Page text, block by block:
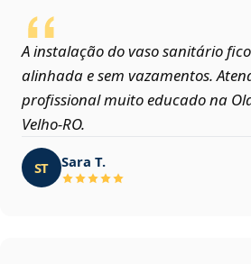
A instalação do vaso sanitário
alinhada e sem vazamentos.
profissional muito educado na
Velho‑RO.
ST Sara T.